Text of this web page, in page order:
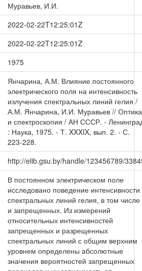
Муравьев, И.И.
2022-02-22T12:25:01Z
2022-02-22T12:25:01Z
1975
Янчарина, А.М. Влияние постоянного
электрического поля на интенсивность
излучения спектральных линий гелия /
А.М. Янчарина, И.И. Муравьев // Оптика
и спектроскопия / АН СССР. -
: Наука, 1975. - Т. XXXIX, вып. 2. - С.
223-228.
http://elib.gsu.by/handle/123456789/
В постоянном электрическом поле
исследовано поведение интенсивности
спектральных линий гелия, в том числе
и запрещенных. Из измерений
относительных интенсивностей
запрещенных и разрещенных
спектральных линий с общим верхним
уровнем определены абсолютные
значения вероятностей запрещенных